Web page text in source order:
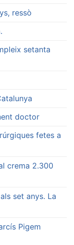
ressò
setanta
doctor
fetes a
crema 2.300
set anys. La
Pigem